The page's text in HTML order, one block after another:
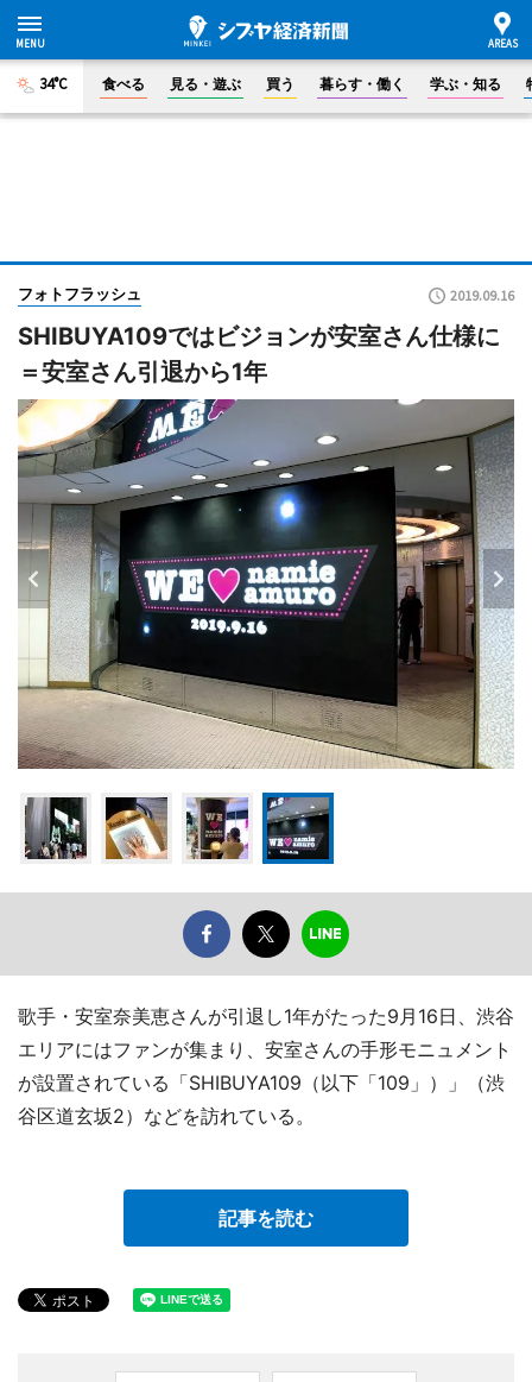
34°C 食べる 見る・遊ぶ 買う 暮らす・働く 学ぶ・知る
フォトフラッシュ 2019.09.16
SHIBUYA109ではビジョンが安室さん仕様に
＝安室さん引退から1年
歌手・安室奈美恵さんが引退し1年がたった9月16日、渋谷
エリアにはファンが集まり、安室さんの手形モニュメント
が設置されている「SHIBUYA109（以下「109」）」（渋
谷区道玄坂2）などを訪れている。
記事を読む